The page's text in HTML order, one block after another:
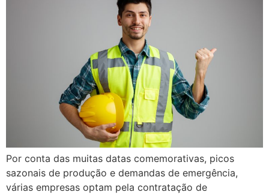
Por conta das muitas datas comemorativas, picos
sazonais de produção e demandas de emergência,
várias empresas optam pela contratação de